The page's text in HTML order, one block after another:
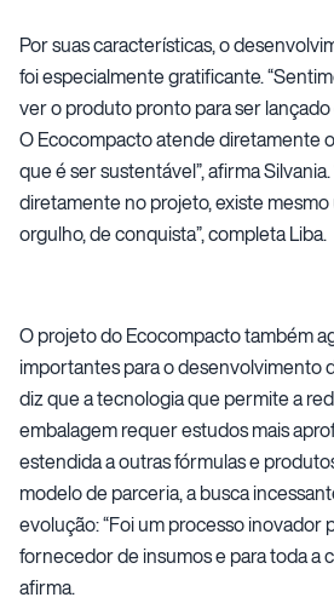
Por suas características, o
foi especialmente gratificante.
ver o produto pronto para ser
O Ecocompacto atende diretamente
que é ser sustentável”, afirma
diretamente no projeto, existe
orgulho, de conquista”, completa Liba.
O projeto do Ecocompacto também
importantes para o desenvolvimento
diz que a tecnologia que permite a
embalagem requer estudos mais
estendida a outras fórmulas e
modelo de parceria, a busca
evolução: “Foi um processo inovador
fornecedor de insumos e para toda a
afirma.